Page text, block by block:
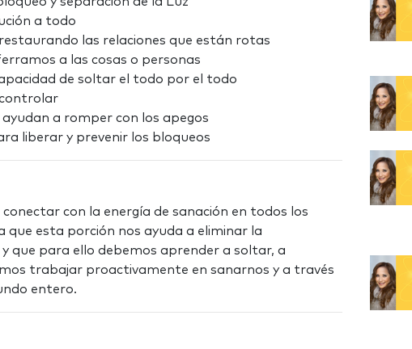
a todo
las relaciones que están rotas
a las cosas o personas
de soltar el todo por el todo
a romper con los apegos
liberar y prevenir los bloqueos
con la energía de sanación en todos los
que esta porción nos ayuda a eliminar la
que para ello debemos aprender a soltar, a
trabajar proactivamente en sanarnos y a través
entero.